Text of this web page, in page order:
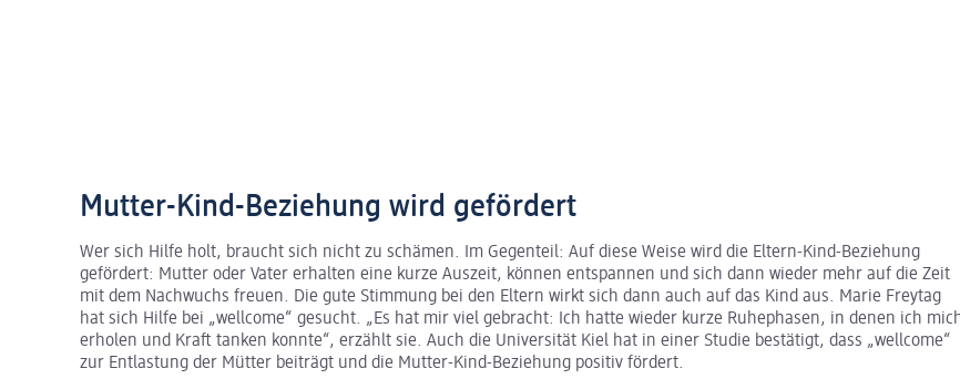
Mutter-Kind-Beziehung wird gefördert
Wer sich Hilfe holt, braucht sich nicht zu schämen. Im Gegenteil: Auf diese Weise wird die Eltern-Kind-Beziehung
gefördert: Mutter oder Vater erhalten eine kurze Auszeit, können entspannen und sich dann wieder mehr auf die Zeit
mit dem Nachwuchs freuen. Die gute Stimmung bei den Eltern wirkt sich dann auch auf das Kind aus. Marie Freytag
hat sich Hilfe bei „wellcome“ gesucht. „Es hat mir viel gebracht: Ich hatte wieder kurze Ruhephasen, in denen ich
erholen und Kraft tanken konnte“, erzählt sie. Auch die Universität Kiel hat in einer Studie bestätigt, dass „wellcome“
zur Entlastung der Mütter beiträgt und die Mutter-Kind-Beziehung positiv fördert.